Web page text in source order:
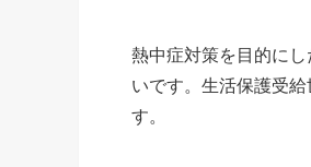
熱中症対策を目的に
いです。生活保護受
す。